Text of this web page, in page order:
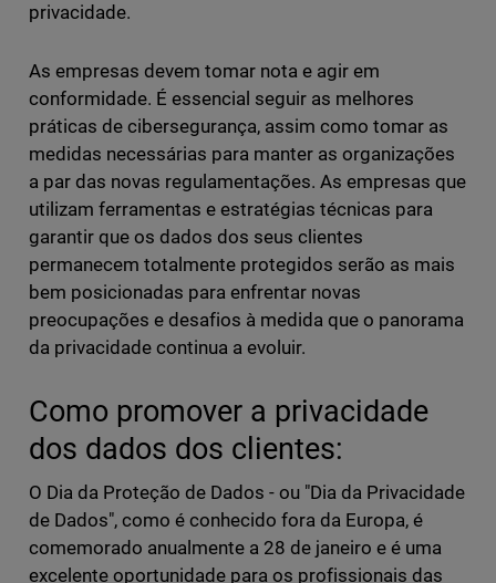
privacidade.
As empresas devem tomar nota e agir em
conformidade. É essencial seguir as melhores
práticas de cibersegurança, assim como tomar as
medidas necessárias para manter as organizações
a par das novas regulamentações. As empresas que
utilizam ferramentas e estratégias técnicas para
garantir que os dados dos seus clientes
permanecem totalmente protegidos serão as mais
bem posicionadas para enfrentar novas
preocupações e desafios à medida que o panorama
da privacidade continua a evoluir.
Como promover a privacidade
dos dados dos clientes:
O Dia da Proteção de Dados - ou "Dia da Privacidade
de Dados", como é conhecido fora da Europa, é
comemorado anualmente a 28 de janeiro e é uma
excelente oportunidade para os profissionais das